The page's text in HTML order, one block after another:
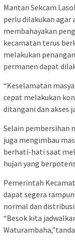
Mantan Sekcam
perlu dilakukan agar
membahayakan
kecamatan terus
melakukan
permanen dapat
“Keselamatan
cepat melakukan
ditangani dan akses
Selain pembersihan
juga mengimbau
berhati-hati saat
hujan yang
Pemerintah
dapat segera
normal dan
“Besok kita